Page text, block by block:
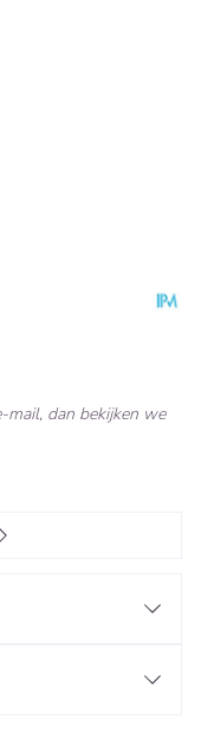
dan bekijken we